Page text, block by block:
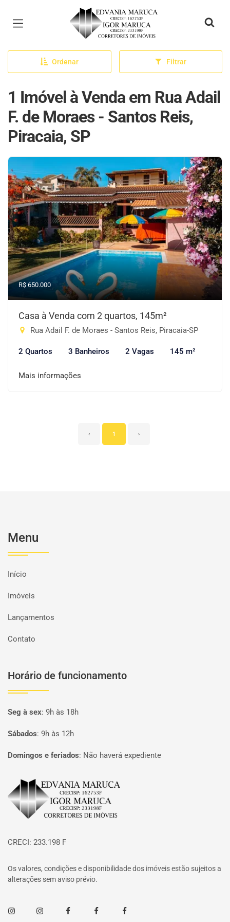
Página inicial
Ordenar Filtrar
1 Imóvel à Venda em Rua Adail
F. de Moraes - Santos Reis,
Piracaia, SP
R$ 650.000
Casa à Venda com 2 quartos, 145m²
Rua Adail F. de Moraes - Santos Reis, Piracaia-SP
2 Quartos 3 Banheiros 2 Vagas 145 m²
Mais informações
‹ 1 ›
Menu
Início
Imóveis
Lançamentos
Contato
Horário de funcionamento
Seg à sex: 9h às 18h
Sábados: 9h às 12h
Domingos e feriados: Não haverá expediente
Página inicial
CRECI: 233.198 F
Os valores, condições e disponibilidade dos imóveis estão sujeitos a
alterações sem aviso prévio.
InstagramInstagramFacebookFacebookFacebook